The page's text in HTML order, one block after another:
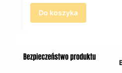
Do koszyka